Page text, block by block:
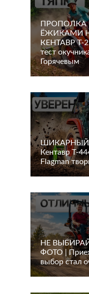
ПРОПОЛКА
ЁЖИКАМИ
КЕНТАВР Т-
тест
Горячевым
ШИКАРНЫЙ
Кентавр Т-
Flagman
НЕ
ФОТО |
выбор стал